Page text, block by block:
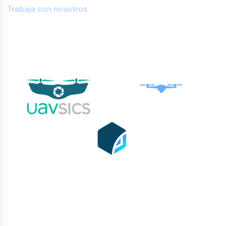
Trabaja con nosotros